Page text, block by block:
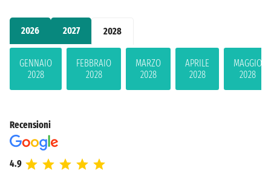
2026 2027 2028
GENNAIO
2028
FEBBRAIO
2028
MARZO
2028
APRILE
2028
MAGGIO
2028
Recensioni
4.9